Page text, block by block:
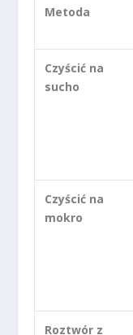
Metoda
Czyścić na
sucho
Czyścić na
mokro
Roztwór z